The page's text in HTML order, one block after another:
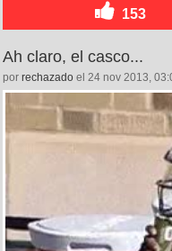
153
Ah claro, el casco...
por rechazado el 24 nov 2013,